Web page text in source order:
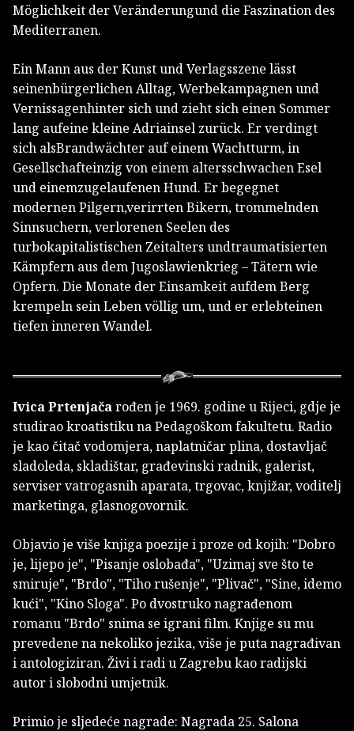
Möglichkeit der Veränderungund die Faszination des
Mediterranen.
Ein Mann aus der Kunst und Verlagsszene lässt
seinenbürgerlichen Alltag, Werbekampagnen und
Vernissagenhinter sich und zieht sich einen Sommer
lang aufeine kleine Adriainsel zurück. Er verdingt
sich alsBrandwächter auf einem Wachtturm, in
Gesellschafteinzig von einem altersschwachen Esel
und einemzugelaufenen Hund. Er begegnet
modernen Pilgern,verirrten Bikern, trommelnden
Sinnsuchern, verlorenen Seelen des
turbokapitalistischen Zeitalters undtraumatisierten
Kämpfern aus dem Jugoslawienkrieg – Tätern wie
Opfern. Die Monate der Einsamkeit aufdem Berg
krempeln sein Leben völlig um, und er erlebteinen
tiefen inneren Wandel.
Ivica Prtenjačarođen je 1969. godine u Rijeci, gdje je
studirao kroatistiku na Pedagoškom fakultetu. Radio
je kao čitač vodomjera, naplatničar plina, dostavljač
sladoleda, skladištar, građevinski radnik, galerist,
serviser vatrogasnih aparata, trgovac, knjižar, voditelj
marketinga, glasnogovornik.
Objavio je više knjiga poezije i proze od kojih: "Dobro
je, lijepo je", "Pisanje oslobađa", "Uzimaj sve što te
smiruje", "Brdo", "Tiho rušenje", "Plivač", "Sine, idemo
kući", "Kino Sloga". Po dvostruko nagrađenom
romanu "Brdo" snima se igrani film. Knjige su mu
prevedene na nekoliko jezika, više je puta nagrađivan
i antologiziran. Živi i radi u Zagrebu kao radijski
autor i slobodni umjetnik.
Primio je sljedeće nagrade: Nagrada 25. Salona